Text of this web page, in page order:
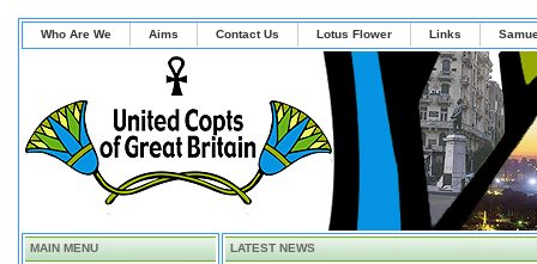
Who Are We Aims Contact Us Lotus Flower Links
MAIN MENU LATEST NEWS